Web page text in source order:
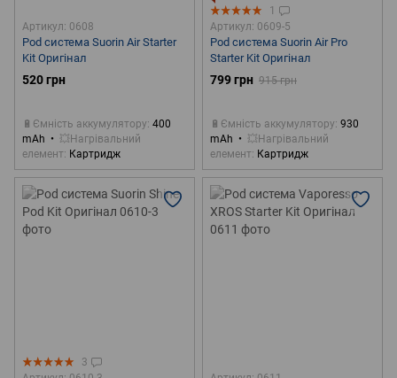
Артикул: 0608
Pod система Suorin Air Starter
Kit Оригінал
520 грн
🔋Ємність аккумулятору 400
mAh
💥Нагрівальний
елемент Картридж
1
Артикул: 0609-5
Pod система Suorin Air Pro
Starter Kit Оригінал
799 грн 915 грн
🔋Ємність аккумулятору 930
mAh
💥Нагрівальний
елемент Картридж
3